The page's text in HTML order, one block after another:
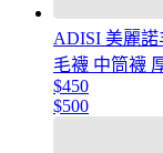
ADISI 美麗諾
毛襪 中筒襪
$450
$500